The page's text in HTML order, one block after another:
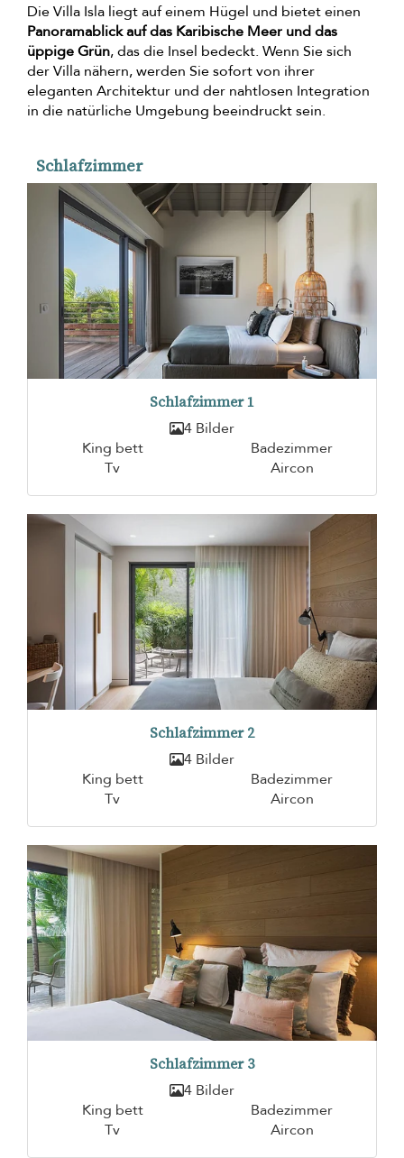
Die Villa Isla liegt auf einem Hügel und bietet einen
Panoramablick auf das Karibische Meer und das
üppige Grün, das die Insel bedeckt. Wenn Sie sich
der Villa nähern, werden Sie sofort von ihrer
eleganten Architektur und der nahtlosen Integration
in die natürliche Umgebung beeindruckt sein.
Schlafzimmer
Schlafzimmer 1
4 Bilder
King bett
Badezimmer
Tv
Aircon
Schlafzimmer 2
4 Bilder
King bett
Badezimmer
Tv
Aircon
Schlafzimmer 3
4 Bilder
King bett
Badezimmer
Tv
Aircon